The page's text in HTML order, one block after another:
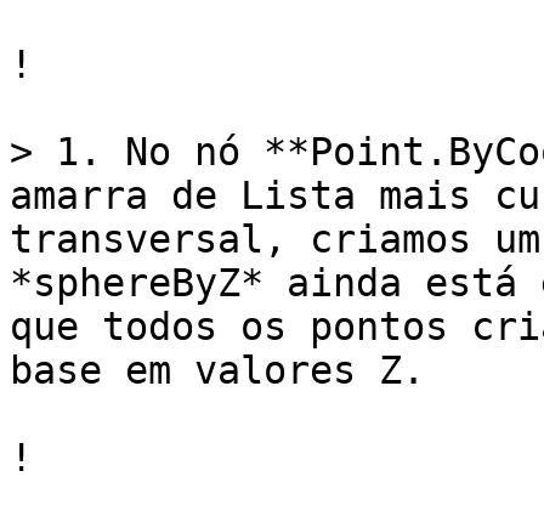
!
> 1. No nó
amarra de Lista mais
transversal, criamos
*sphereByZ* ainda
que todos os pontos
base em valores Z.
!